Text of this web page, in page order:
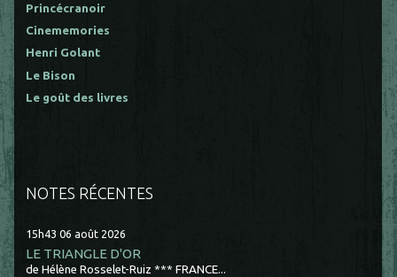
Princécranoir
Cinememories
Henri Golant
Le Bison
Le goût des livres
NOTES RÉCENTES
15h43 06 août 2026
LE TRIANGLE D'OR
de Hélène Rosselet-Ruiz *** FRANCE...